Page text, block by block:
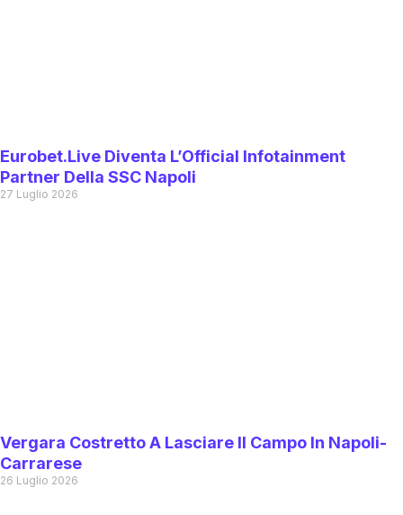
Eurobet.live Diventa L’Official Infotainment
Partner Della SSC Napoli
27 Luglio 2026
Vergara Costretto A Lasciare Il Campo In Napoli-
Carrarese
26 Luglio 2026